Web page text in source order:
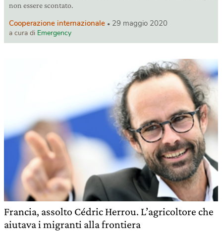
non essere scontato.
Cooperazione internazionale 29 maggio 2020
a cura di Emergency
Francia, assolto Cédric Herrou. L’agricoltore che
aiutava i migranti alla frontiera